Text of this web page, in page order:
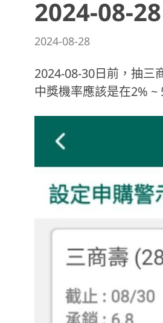
2024-08-
2024-08-28
2024-08-30日前，抽三
中獎機率應該是在2% ~